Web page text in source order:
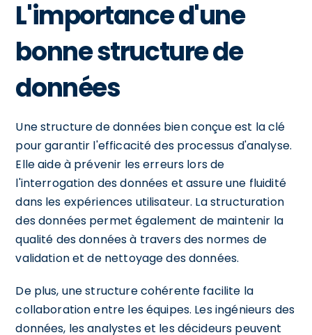
L'importance d'une
bonne structure de
données
Une structure de données bien conçue est la clé
pour garantir l'efficacité des processus d'analyse.
Elle aide à prévenir les erreurs lors de
l'interrogation des données et assure une fluidité
dans les expériences utilisateur. La structuration
des données permet également de maintenir la
qualité des données à travers des normes de
validation et de nettoyage des données.
De plus, une structure cohérente facilite la
collaboration entre les équipes. Les ingénieurs des
données, les analystes et les décideurs peuvent